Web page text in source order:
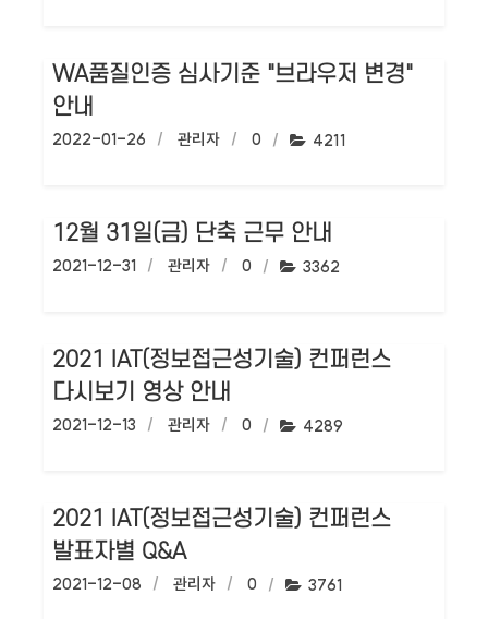
WA품질인증 심사기준 "브라우저 변경"
안내
작성일:
2022-01-26 작성자:
관리자 댓글수:
0 조회수:
4211
12월 31일(금) 단축 근무 안내
작성일:
2021-12-31 작성자:
관리자 댓글수:
0 조회수:
3362
2021 IAT(정보접근성기술) 컨퍼런스
다시보기 영상 안내
작성일:
2021-12-13 작성자:
관리자 댓글수:
0 조회수:
4289
2021 IAT(정보접근성기술) 컨퍼런스
발표자별 Q&A
작성일:
2021-12-08 작성자:
관리자 댓글수:
0 조회수:
3761